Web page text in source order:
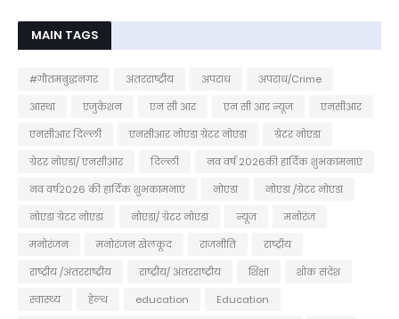
MAIN TAGS
#गौतमबुद्धनगर अंतरराष्ट्रीय अपराध
अपराध/Crime
आस्था
एजुकेशन एन सी आर एन सी आर न्यूज
एनसीआर
एनसीआर दिल्ली
एनसीआर नोएडा ग्रेटर नोएडा
ग्रेटर नोएडा
ग्रेटर नोएडा/ एनसीआर
दिल्ली
नव वर्ष 2026की हार्दिक शुभकामनाएं
नव वर्ष2026 की हार्दिक शुभकामनाएं
नोएडा
नोएडा /ग्रेटर नोएडा
नोएडा ग्रेटर नोएडा
नोएडा/ ग्रेटर नोएडा न्यूज
मनोरंज
मनोरंजन
मनोरंजन खेलकूद राजनीति
राष्ट्रीय
राष्ट्रीय /अंतरराष्ट्रीय
राष्ट्रीय/ अंतरराष्ट्रीय शिक्षा
शोक संदेश
स्वास्थ्य
हेल्थ education
Education